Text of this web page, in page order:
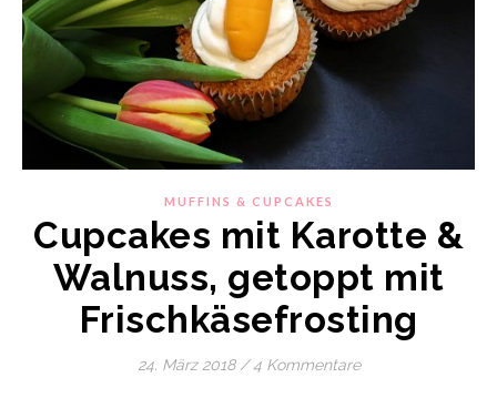
MUFFINS & CUPCAKES
Cupcakes mit Karotte &
Walnuss, getoppt mit
Frischkäsefrosting
24. März 2018 / 4 Kommentare